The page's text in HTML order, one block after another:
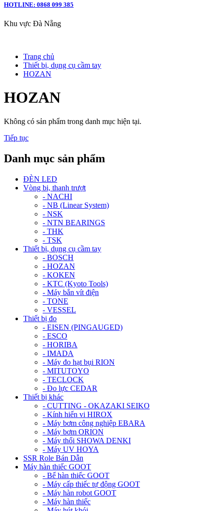
HOTLINE: 0868 099 385
Khu vực Đà Nẵng
Trang chủ
Thiết bị, dụng cụ cầm tay
HOZAN
HOZAN
Không có sản phẩm trong danh mục hiện tại.
Tiếp tục
Danh mục sản phẩm
ĐÈN LED
Vòng bi, thanh trượt
- NACHI
- NB (Linear System)
- NSK
- NTN BEARINGS
- THK
- TSK
Thiết bị, dụng cụ cầm tay
- BOSCH
- HOZAN
- KOKEN
- KTC (Kyoto Tools)
- Máy bắn vít điện
- TONE
- VESSEL
Thiết bị đo
- EISEN (PINGAUGED)
- ESCO
- HORIBA
- IMADA
- Máy đo hạt bụi RION
- MITUTOYO
- TECLOCK
- Đo lực CEDAR
Thiết bị khác
- CUTTING - OKAZAKI SEIKO
- Kính hiển vi HIROX
- Máy bơm công nghiệp EBARA
- Máy bơm ORION
- Máy thổi SHOWA DENKI
- Máy UV HOYA
SSR Role Bán Dẫn
Máy hàn thiếc GOOT
- Bể hàn thiếc GOOT
- Máy cấp thiếc tự động GOOT
- Máy hàn robot GOOT
- Máy hàn thiếc